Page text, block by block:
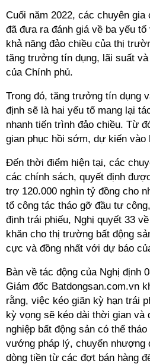
Cuối năm 2022, các chuyên gia
đã đưa ra đánh giá về ba yếu
khả năng đảo chiều của thị
tăng trưởng tín dụng, lãi suất
của Chính phủ.
Trong đó, tăng trưởng tín dụng
định sẽ là hai yếu tố mang lại
nhanh tiến trình đảo chiều. Từ
gian phục hồi sớm, dự kiến vào
Đến thời điểm hiện tại, các
các chính sách, quyết định
trợ 120.000 nghìn tỷ đồng cho
tổ công tác tháo gỡ đầu tư
định trái phiếu, Nghị quyết 33
khăn cho thị trường bất động
cực và đồng nhất với dự báo
Bàn về tác động của Nghị định
Giám đốc Batdongsan.com.vn
rằng, việc kéo giãn kỳ hạn trái
kỳ vọng sẽ kéo dài thời gian và
nghiệp bất động sản có thể
vướng pháp lý, chuyển nhượng
dòng tiền từ các đợt bán hàng